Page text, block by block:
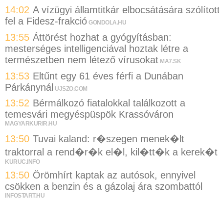
14:02 A vízügyi államtitkár elbocsátására
fel a Fidesz-frakció GONDOLA.HU
13:55 Áttörést hozhat a gyógyításban:
mesterséges intelligenciával hoztak létre a
természetben nem létező vírusokat MA7.SK
13:53 Eltűnt egy 61 éves férfi a Dunában
Párkánynál UJSZO.COM
13:52 Bérmálkozó fiatalokkal találkozott a
temesvári megyéspüspök Krassóváron
MAGYARKURIR.HU
13:50 Tuvai kaland: r�szegen menek�lt
traktorral a rend�r�k el�l, kil�tt�k a kerek�t
KURUC.INFO
13:50 Örömhírt kaptak az autósok, ennyivel
csökken a benzin és a gázolaj ára szombattól
INFOSTART.HU